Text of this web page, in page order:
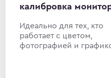
калибровка
Идеально для тех, кто
работает с цветом,
фотографией и